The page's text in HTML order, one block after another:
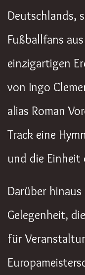
Deutschlands,
Fußballfans
einzigartigen
von Ingo
alias Roman
Track eine
und die Einheit
Darüber
Gelegenheit,
für